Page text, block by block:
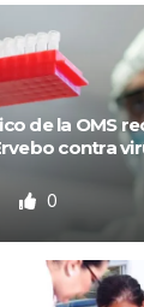
de la OMS
contra
0